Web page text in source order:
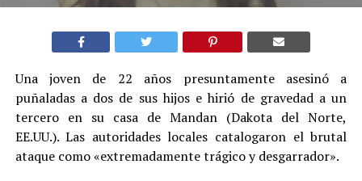
Una joven de 22 años presuntamente asesinó a
puñaladas a dos de sus hijos e hirió de gravedad a un
tercero en su casa de Mandan (Dakota del Norte,
EE.UU.). Las autoridades locales catalogaron el brutal
ataque como «extremadamente trágico y desgarrador».